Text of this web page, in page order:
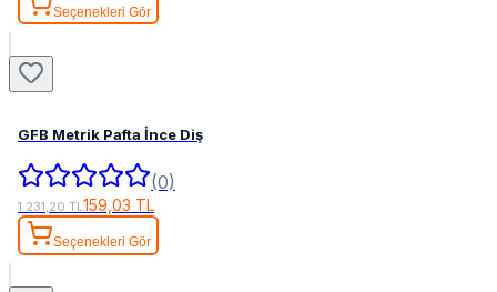
Seçenekleri Gör
GFB Metrik Pafta İnce Diş
(0)
1.231,20 TL159,03 TL
Seçenekleri Gör